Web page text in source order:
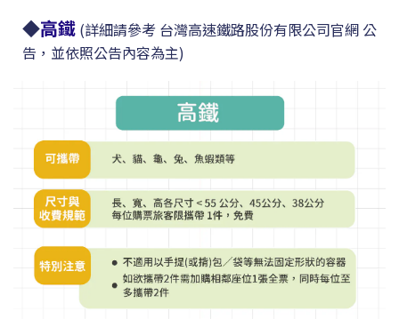
◆高鐵 (詳細請參考 台灣高速鐵路股份有限公司官網 公
告，並依照公告內容為主)